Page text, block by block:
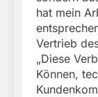
hat mein
Vertrieb
„Diese
Können,